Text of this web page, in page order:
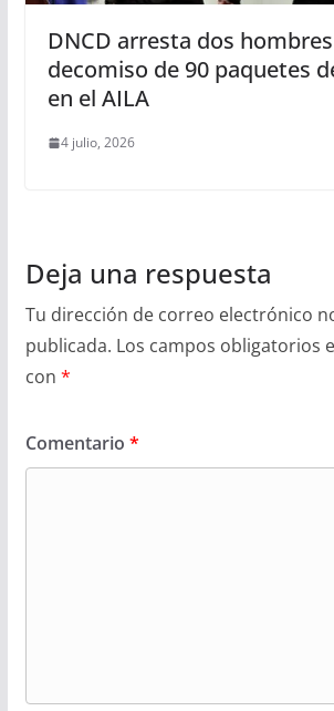
DNCD arresta dos
decomiso de 90 paquetes
en el AILA
4 julio, 2026
Deja una respuesta
Tu dirección de correo electrónico
publicada. Los campos obligatorios
con *
Comentario *